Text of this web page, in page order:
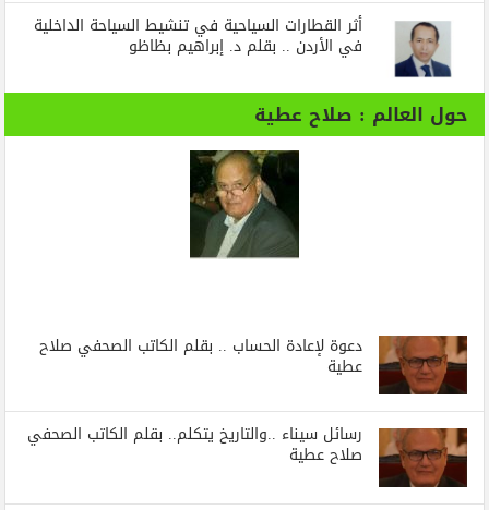
أثر القطارات السياحية في تنشيط السياحة الداخلية
في الأردن .. بقلم د. إبراهيم بظاظو
حول العالم : صلاح عطية
دعوة لإعادة الحساب .. بقلم الكاتب الصحفي صلاح
عطية
رسائل‭ ‬سيناء‭.. ‬والتاريخ‭ ‬يتكلم.. بقلم الكاتب الصحفي
صلاح عطية